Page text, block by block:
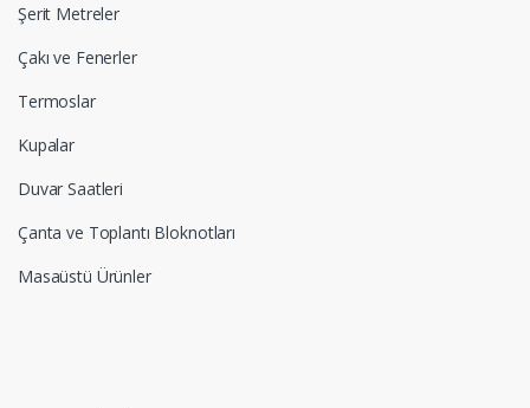
Şerit Metreler
Çakı ve Fenerler
Termoslar
Kupalar
Duvar Saatleri
Çanta ve Toplantı Bloknotları
Masaüstü Ürünler